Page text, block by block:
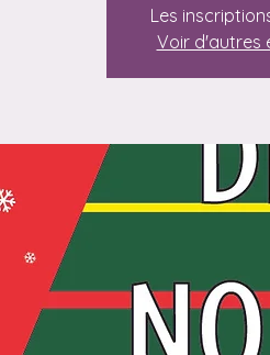
Les
Voir d'autres